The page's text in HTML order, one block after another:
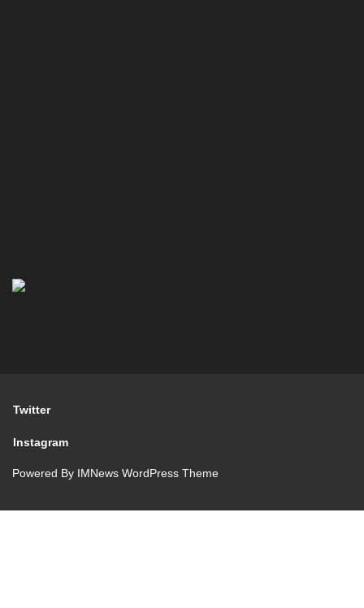
Twitter
Instagram
Powered By IMNews WordPress Theme